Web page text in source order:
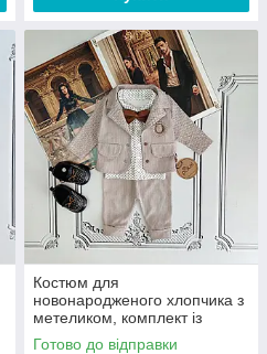
Костюм для
новонародженого хлопчика з
метеликом, комплект із
піджаком Джентельмен
Готово до відправки